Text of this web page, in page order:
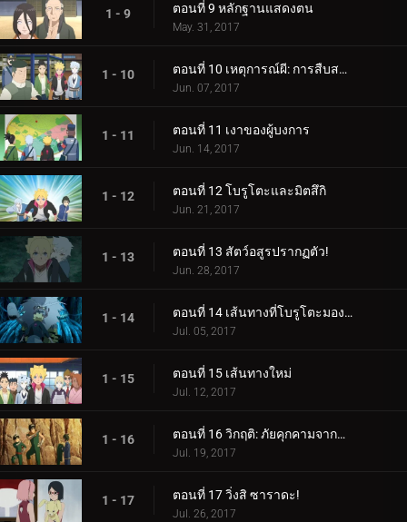
1 - 9 ตอนที่ 9 หลักฐานแสดงตน
May. 31, 2017
1 - 10 ตอนที่ 10 เหตุการณ์ผี: การสืบสวนเริ่มต้นขึ้น!
Jun. 07, 2017
1 - 11 ตอนที่ 11 เงาของผู้บงการ
Jun. 14, 2017
1 - 12 ตอนที่ 12 โบรูโตะและมิตสึกิ
Jun. 21, 2017
1 - 13 ตอนที่ 13 สัตว์อสูรปรากฏตัว!
Jun. 28, 2017
1 - 14 ตอนที่ 14 เส้นทางที่โบรูโตะมองเห็น
Jul. 05, 2017
1 - 15 ตอนที่ 15 เส้นทางใหม่
Jul. 12, 2017
1 - 16 ตอนที่ 16 วิกฤติ: ภัยคุกคามจากความล้มเหลว!
Jul. 19, 2017
1 - 17 ตอนที่ 17 วิ่งสิ ซาราดะ!
Jul. 26, 2017